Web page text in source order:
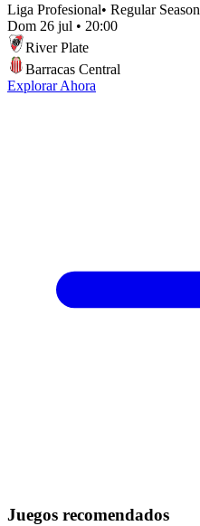
Liga Profesional• Regular Season
Dom 26 jul • 20:00
River Plate
Barracas Central
Explorar Ahora
Juegos recomendados